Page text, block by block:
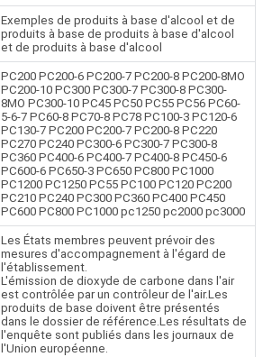
Exemples de produits à base d'alcool et de
produits à base de produits à base d'alcool
et de produits à base d'alcool
PC200 PC200-6 PC200-7 PC200-8 PC200-8MO
PC200-10 PC300 PC300-7 PC300-8 PC300-
8MO PC300-10 PC45 PC50 PC55 PC56 PC60-
5-6-7 PC60-8 PC70-8 PC78 PC100-3 PC120-6
PC130-7 PC200 PC200-7 PC200-8 PC220
PC270 PC240 PC300-6 PC300-7 PC300-8
PC360 PC400-6 PC400-7 PC400-8 PC450-6
PC600-6 PC650-3 PC650 PC800 PC1000
PC1200 PC1250 PC55 PC100 PC120 PC200
PC210 PC240 PC300 PC360 PC400 PC450
PC600 PC800 PC1000 pc1250 pc2000 pc3000
Les États membres peuvent prévoir des
mesures d'accompagnement à l'égard de
l'établissement.
L'émission de dioxyde de carbone dans l'air
est contrôlée par un contrôleur de l'air.Les
produits de base doivent être présentés
dans le dossier de référence.Les résultats de
l'enquête sont publiés dans les journaux de
l'Union européenne.